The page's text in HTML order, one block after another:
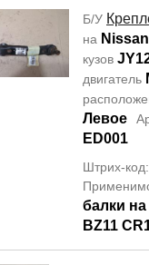
Б/У
на
кузов
двигатель
Левое
ED001
Штрих-
балки
BZ11